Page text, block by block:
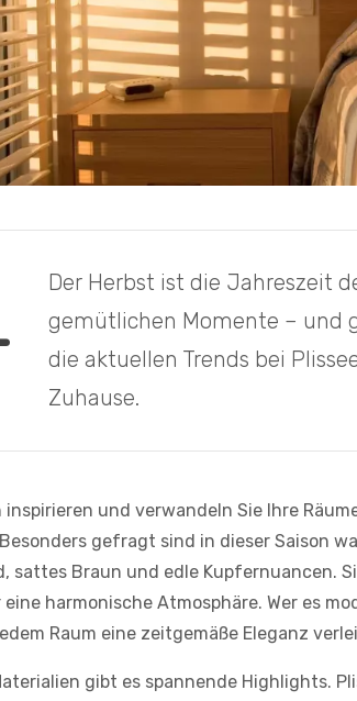
Der Herbst ist die Jahreszeit
gemütlichen Momente – und
die aktuellen Trends bei
Zuhause.
inspirieren und verwandeln Sie Ihre
gefragt sind in dieser Saison
sattes Braun und edle Kupfernuancen.
harmonische Atmosphäre. Wer es
Raum eine zeitgemäße Eleganz
gibt es spannende Highlights.